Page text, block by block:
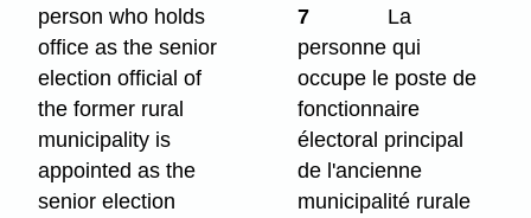
person who holds
office as the senior
election official of
the former rural
municipality is
appointed as the
senior election
7
La
personne qui
occupe le poste de
fonctionnaire
électoral principal
de l'ancienne
municipalité rurale